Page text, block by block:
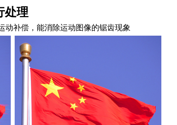
处理
动补偿，能消除运动图像的锯齿现象